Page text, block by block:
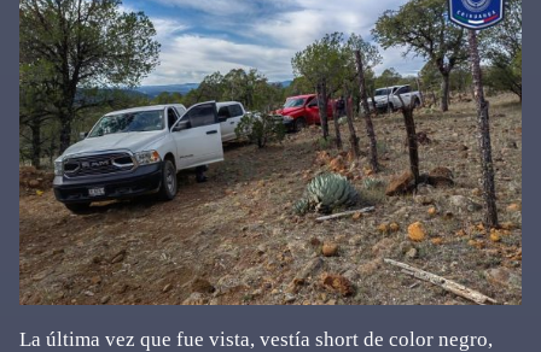
La última vez que fue vista, vestía short de color negro,